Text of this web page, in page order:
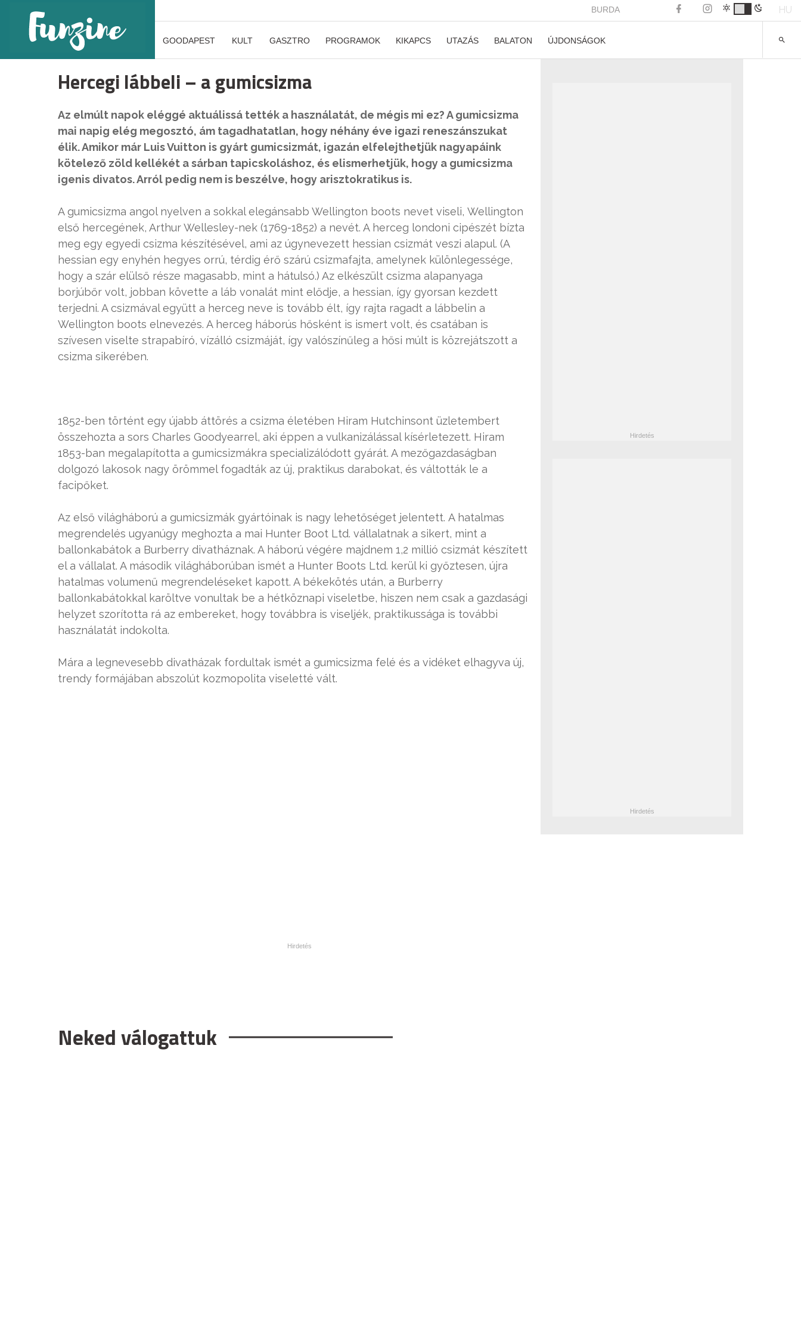
BURDA HU
GOODAPEST KULT GASZTRO PROGRAMOK KIKAPCS UTAZÁS BALATON ÚJDONSÁGOK
Hercegi lábbeli – a gumicsizma
Az elmúlt napok eléggé aktuálissá tették a használatát, de mégis mi ez? A gumicsizma
mai napig elég megosztó, ám tagadhatatlan, hogy néhány éve igazi reneszánszukat
élik. Amikor már Luis Vuitton is gyárt gumicsizmát, igazán elfelejthetjük nagyapáink
kötelező zöld kellékét a sárban tapicskoláshoz, és elismerhetjük, hogy a gumicsizma
igenis divatos. Arról pedig nem is beszélve, hogy arisztokratikus is.
A gumicsizma angol nyelven a sokkal elegánsabb Wellington boots nevet viseli, Wellington
első hercegének, Arthur Wellesley-nek (1769-1852) a nevét. A herceg londoni cipészét bízta
meg egy egyedi csizma készítésével, ami az úgynevezett hessian csizmát veszi alapul. (A
hessian egy enyhén hegyes orrú, térdig érő szárú csizmafajta, amelynek különlegessége,
hogy a szár elülső része magasabb, mint a hátulsó.) Az elkészült csizma alapanyaga
borjúbőr volt, jobban követte a láb vonalát mint elődje, a hessian, így gyorsan kezdett
terjedni. A csizmával együtt a herceg neve is tovább élt, így rajta ragadt a lábbelin a
Wellington boots elnevezés. A herceg háborús hősként is ismert volt, és csatában is
szívesen viselte strapabíró, vízálló csizmáját, így valószínűleg a hősi múlt is közrejátszott a
csizma sikerében.
1852-ben történt egy újabb áttörés a csizma életében Hiram Hutchinsont üzletembert
összehozta a sors Charles Goodyearrel, aki éppen a vulkanizálással kísérletezett. Hiram
1853-ban megalapította a gumicsizmákra specializálódott gyárát. A mezőgazdaságban
dolgozó lakosok nagy örömmel fogadták az új, praktikus darabokat, és váltották le a
facipőket.
Az első világháború a gumicsizmák gyártóinak is nagy lehetőséget jelentett. A hatalmas
megrendelés ugyanúgy meghozta a mai Hunter Boot Ltd. vállalatnak a sikert, mint a
ballonkabátok a Burberry divatháznak. A háború végére majdnem 1,2 millió csizmát készített
el a vállalat. A második világháborúban ismét a Hunter Boots Ltd. kerül ki győztesen, újra
hatalmas volumenű megrendeléseket kapott. A békekötés után, a Burberry
ballonkabátokkal karöltve vonultak be a hétköznapi viseletbe, hiszen nem csak a gazdasági
helyzet szorította rá az embereket, hogy továbbra is viseljék, praktikussága is további
használatát indokolta.
Mára a legnevesebb divatházak fordultak ismét a gumicsizma felé és a vidéket elhagyva új,
trendy formájában abszolút kozmopolita viseletté vált.
Neked válogattuk